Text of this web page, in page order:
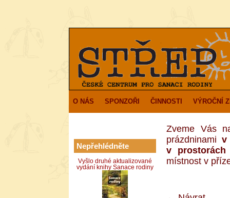
O NÁS SPONZOŘI ČINNOSTI VÝROČNÍ
Nepřehlédněte
Vyšlo druhé aktualizované
vydání knihy Sanace rodiny
Zveme Vás
prázdninamiv
v prostorách
místnost v